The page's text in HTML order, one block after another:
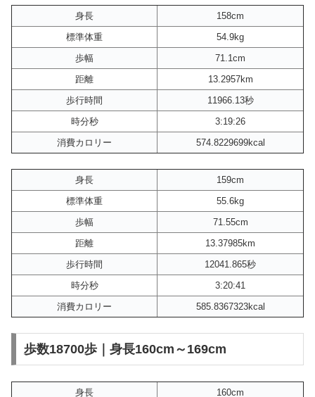
身長
158cm
標準体重
54.9kg
歩幅
71.1cm
距離
13.2957km
歩行時間
11966.13秒
時分秒
3:19:26
消費カロリー
574.8229699kcal
身長
159cm
標準体重
55.6kg
歩幅
71.55cm
距離
13.37985km
歩行時間
12041.865秒
時分秒
3:20:41
消費カロリー
585.8367323kcal
歩数18700歩｜身長160cm～169cm
身長
160cm